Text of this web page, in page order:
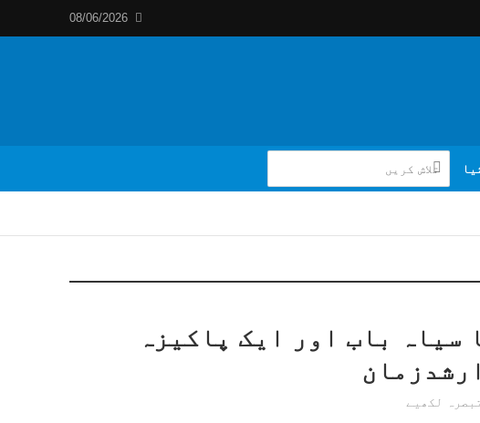
08/06/2026
سیاہ باب اور ایک پاکیزہ
تبصرہ لکھیے